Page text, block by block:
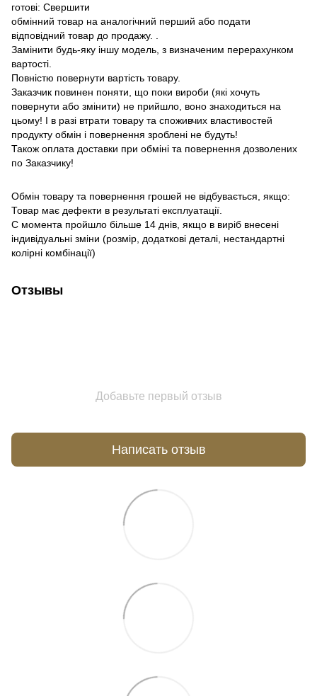
готові: Свершити
обмінний товар на аналогічний перший або подати
відповідний товар до продажу. .
Замінити будь-яку іншу модель, з визначеним перерахунком
вартості.
Повністю повернути вартість товару.
Заказчик повинен поняти, що поки вироби (які хочуть
повернути або змінити) не прийшло, воно знаходиться на
цьому! І в разі втрати товару та споживчих властивостей
продукту обмін і повернення зроблені не будуть!
Також оплата доставки при обміні та повернення дозволених
по Заказчику!
Обмін товару та повернення грошей не відбувається, якщо:
Товар має дефекти в результаті експлуатації.
С момента пройшло більше 14 днів, якщо в виріб внесені
індивідуальні зміни (розмір, додаткові деталі, нестандартні
колірні комбінації)
Отзывы
Добавьте первый отзыв
Написать отзыв